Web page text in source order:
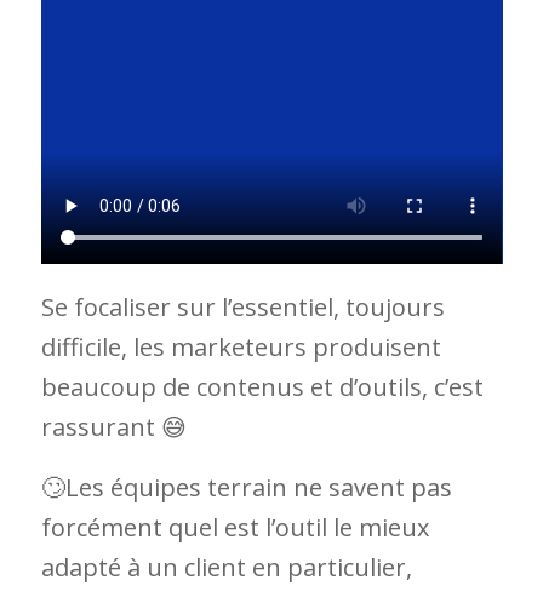
Encore un article généraliste de Mc
Kinsey qui me parait intéressant.
Se focaliser sur l’essentiel, toujours
difficile, les marketeurs produisent
beaucoup de contenus et d’outils, c’est
rassurant 😅
🙄Les équipes terrain ne savent pas
forcément quel est l’outil le mieux
adapté à un client en particulier,